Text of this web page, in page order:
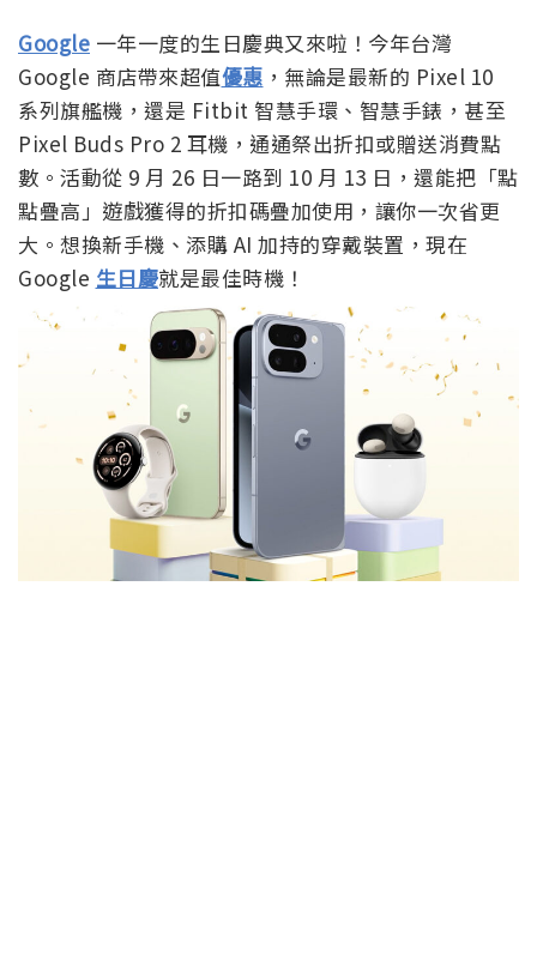
Google 一年一度的生日慶典又來啦！今年台灣
Google 商店帶來超值優惠 ，無論是最新的 Pixel 10
系列旗艦機，還是 Fitbit 智慧手環、智慧手錶，甚至
Pixel Buds Pro 2 耳機，通通祭出折扣或贈送消費點
數。活動從 9 月 26 日一路到 10 月 13 日，還能把「點
點疊高」遊戲獲得的折扣碼疊加使用，讓你一次省更
大。想換新手機、添購 AI 加持的穿戴裝置，現在
Google 生日慶就是最佳時機！